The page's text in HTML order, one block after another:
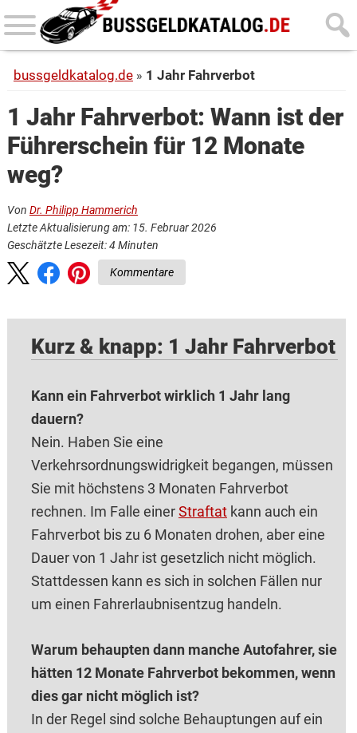
Skip
to
content
Skip
to
sidebar
bussgeldkatalog.de 1 Jahr Fahrverbot
1 Jahr Fahrverbot: Wann ist der
Führerschein für 12 Monate
weg?
Von Dr. Philipp Hammerich
Letzte Aktualisierung am: 15. Februar 2026
Geschätzte Lesezeit:4 Minuten
Kommentare
Kurz & knapp: 1 Jahr Fahrverbot
Kann ein Fahrverbot wirklich 1 Jahr lang
dauern?
Nein. Haben Sie eine
Verkehrsordnungswidrigkeit begangen, müssen
Sie mit höchstens 3 Monaten Fahrverbot
rechnen. Im Falle einerStraftatkann auch ein
Fahrverbot bis zu 6 Monaten drohen, aber eine
Dauer von 1 Jahr ist gesetzlich nicht möglich.
Stattdessen kann es sich in solchen Fällen nur
um einen Fahrerlaubnisentzug handeln.
Warum behaupten dann manche Autofahrer, sie
hätten 12 Monate Fahrverbot bekommen, wenn
dies gar nicht möglich ist?
In der Regel sind solche Behauptungen auf ein